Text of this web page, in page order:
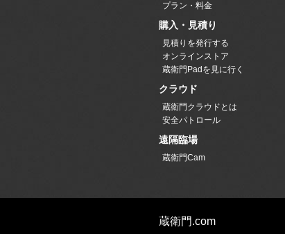
プラン・料金
購入・見積り
見積りを発行する
オンラインストア
蔵衛門Padを見に行く
クラウド
蔵衛門クラウドとは
安全パトロール
遠隔臨場
蔵衛門Cam
蔵衛門.com